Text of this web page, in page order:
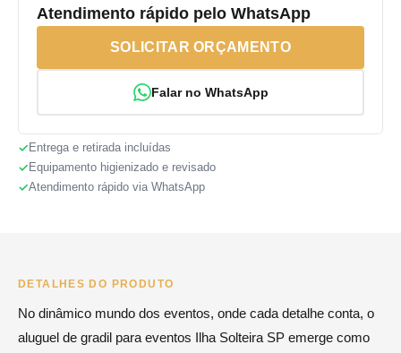
Atendimento rápido pelo WhatsApp
SOLICITAR ORÇAMENTO
Falar no WhatsApp
Entrega e retirada incluídas
Equipamento higienizado e revisado
Atendimento rápido via WhatsApp
DETALHES DO PRODUTO
No dinâmico mundo dos eventos, onde cada detalhe conta, o
aluguel de gradil para eventos Ilha Solteira SP emerge como